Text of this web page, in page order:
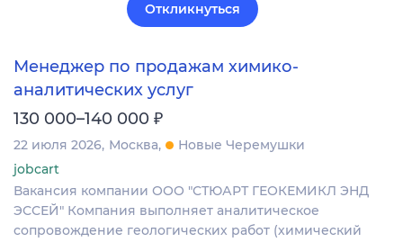
Откликнуться
Менеджер по продажам химико-
аналитических услуг
130 000–140 000 ₽
22 июля 2026 Москва
Новые Черемушки
jobcart
Вакансия компании ООО "СТЮАРТ ГЕОКЕМИКЛ ЭНД
ЭССЕЙ" Компания выполняет аналитическое
сопровождение геологических работ (химический